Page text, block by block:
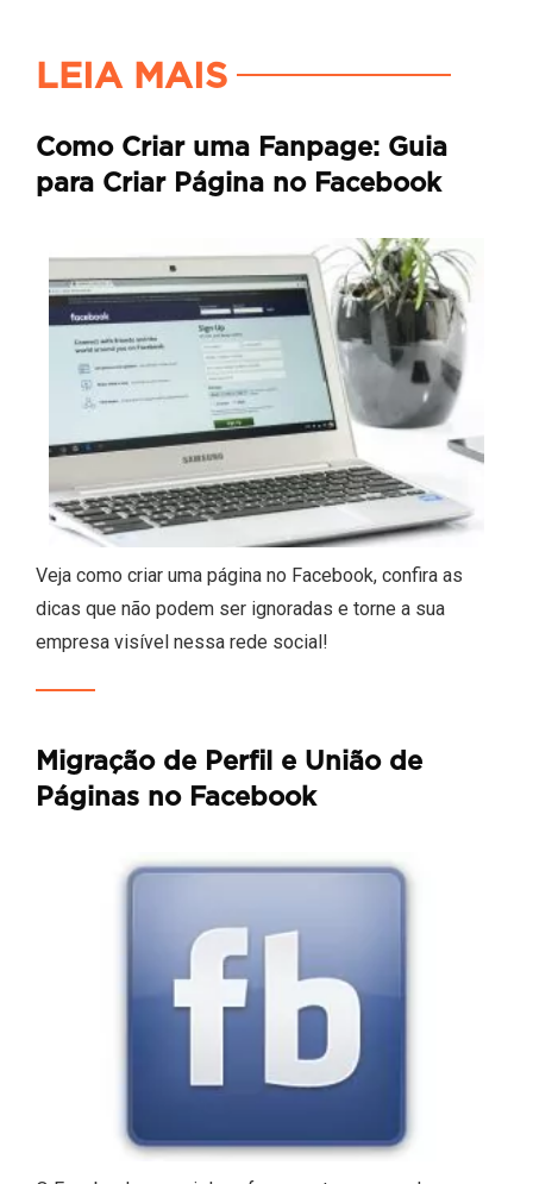
LEIA MAIS
Como Criar uma Fanpage: Guia
para Criar Página no Facebook
Veja como criar uma página no Facebook, confira as
dicas que não podem ser ignoradas e torne a sua
empresa visível nessa rede social!
Migração de Perfil e União de
Páginas no Facebook